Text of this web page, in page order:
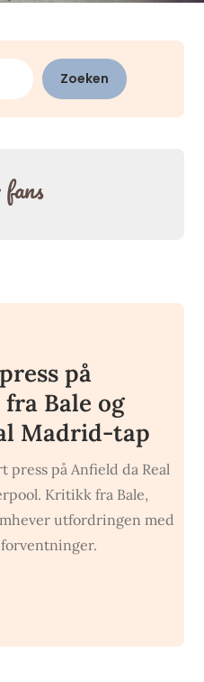
Zoeken
fans
på
Bale og
Madrid-tap
press på Anfield da Real
Kritikk fra Bale,
utfordringen med